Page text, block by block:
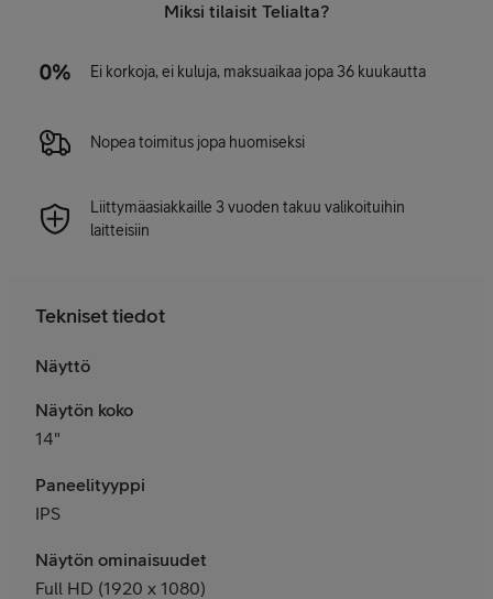
Miksi tilaisit Telialta?
Ei korkoja, ei kuluja, maksuaikaa jopa 36 kuukautta
Nopea toimitus jopa huomiseksi
Liittymäasiakkaille 3 vuoden takuu valikoituihin
laitteisiin
Tekniset tiedot
Näyttö
Näytön koko
14"
Paneelityyppi
IPS
Näytön ominaisuudet
Full HD (1920 x 1080)